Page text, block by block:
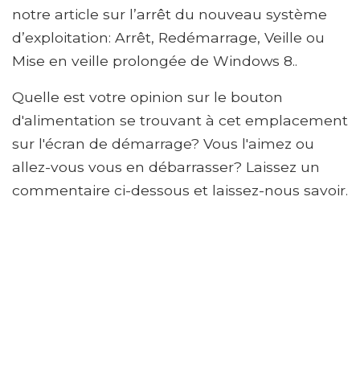
notre article sur l’arrêt du nouveau système
d’exploitation: Arrêt, Redémarrage, Veille ou
Mise en veille prolongée de Windows 8..
Quelle est votre opinion sur le bouton
d'alimentation se trouvant à cet emplacement
sur l'écran de démarrage? Vous l'aimez ou
allez-vous vous en débarrasser? Laissez un
commentaire ci-dessous et laissez-nous savoir.